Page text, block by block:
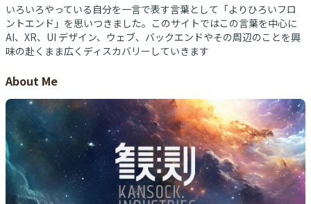
いろいろやっている自分を一言で表す言葉として「よりひろいフロ
ントエンド」を思いつきました。このサイトではこの言葉を中心に
AI、XR、UI デザイン、ウェブ、バックエンドやその周辺のことを興
味の赴くまま広くディスカバリーしていきます
About Me